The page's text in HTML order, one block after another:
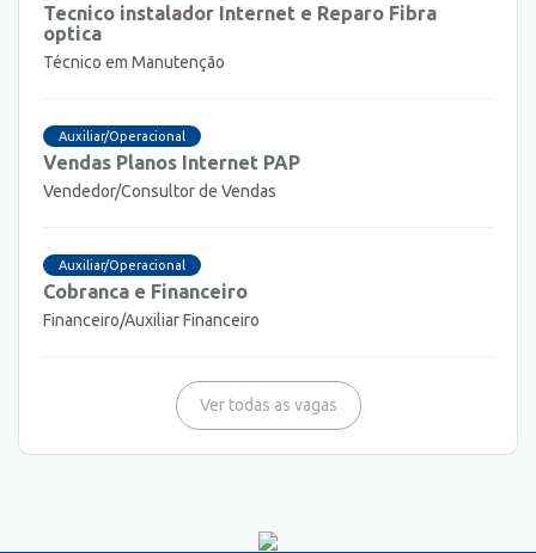
Tecnico instalador Internet e Reparo Fibra
optica
Técnico em Manutenção
Auxiliar/Operacional
Vendas Planos Internet PAP
Vendedor/Consultor de Vendas
Auxiliar/Operacional
Cobranca e Financeiro
Financeiro/Auxiliar Financeiro
Ver todas as vagas